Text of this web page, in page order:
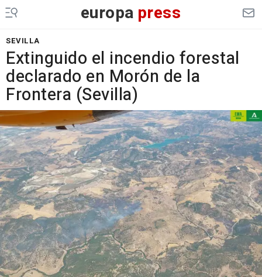
europa press
SEVILLA
Extinguido el incendio forestal
declarado en Morón de la
Frontera (Sevilla)